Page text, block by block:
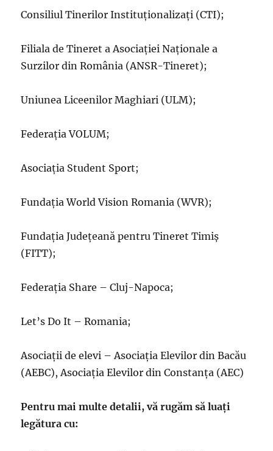
Consiliul Tinerilor Instituționalizați (CTI);
Filiala de Tineret a Asociației Naționale a
Surzilor din România (ANSR-Tineret);
Uniunea Liceenilor Maghiari (ULM);
Federația VOLUM;
Asociația Student Sport;
Fundația World Vision Romania (WVR);
Fundația Județeană pentru Tineret Timiș
(FITT);
Federația Share – Cluj-Napoca;
Let’s Do It – Romania;
Asociații de elevi – Asociația Elevilor din Bacău
(AEBC), Asociația Elevilor din Constanța (AEC)
Pentru mai multe detalii, vă rugăm să luați
legătura cu: